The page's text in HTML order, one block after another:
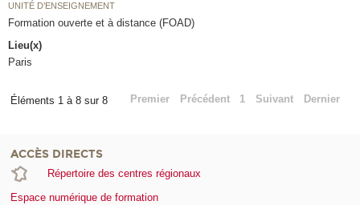
UNITÉ D’ENSEIGNEMENT
Formation ouverte et à distance (FOAD)
Lieu(x)
Paris
Éléments 1 à 8 sur 8 Premier Précédent 1 Suivant Dernier
ACCÈS DIRECTS
Répertoire des centres régionaux
Espace numérique de formation